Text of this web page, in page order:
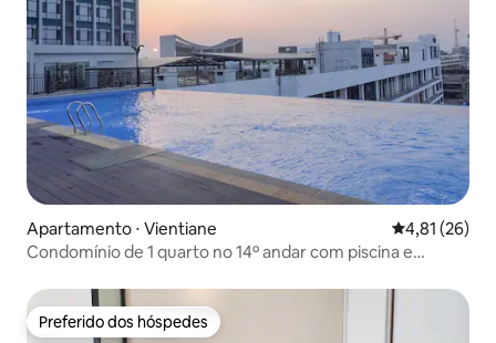
Apartamento ⋅ Vientiane 4,81 de uma
4,81 (26)
Condomínio de 1 quarto no 14º andar com piscina e
Preferido dos hóspedes
Preferido dos hóspedes